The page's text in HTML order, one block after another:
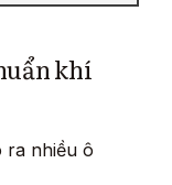
khí
ra nhiều ô